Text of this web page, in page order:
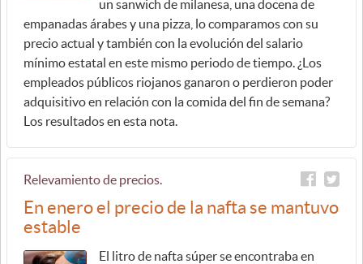
un sanwich de milanesa, una docena de
empanadas árabes y una pizza, lo comparamos con su
precio actual y también con la evolución del salario
mínimo estatal en este mismo periodo de tiempo. ¿Los
empleados públicos riojanos ganaron o perdieron poder
adquisitivo en relación con la comida del fin de semana?
Los resultados en esta nota.
Relevamiento de precios.
En enero el precio de la nafta se mantuvo
estable
El litro de nafta súper se encontraba en